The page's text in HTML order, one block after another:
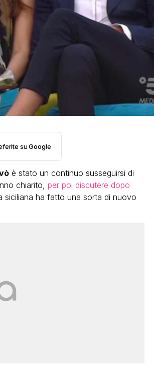
su Google
è stato un continuo susseguirsi di
chiarito, per poi discutere dopo
siciliana ha fatto una sorta di nuovo